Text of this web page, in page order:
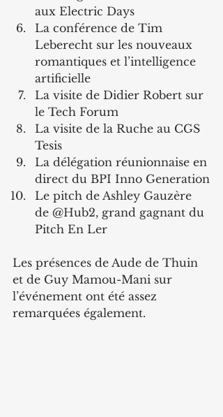
aux Electric Days
La conférence de Tim
Leberecht sur les nouveaux
romantiques et l’intelligence
artificielle
La visite de Didier Robert sur
le Tech Forum
La visite de la Ruche au CGS
Tesis
La délégation réunionnaise en
direct du BPI Inno Generation
Le pitch de Ashley Gauzère
de @Hub2, grand gagnant du
Pitch En Ler
Les présences de Aude de Thuin
et de Guy Mamou-Mani sur
l’événement ont été assez
remarquées également.